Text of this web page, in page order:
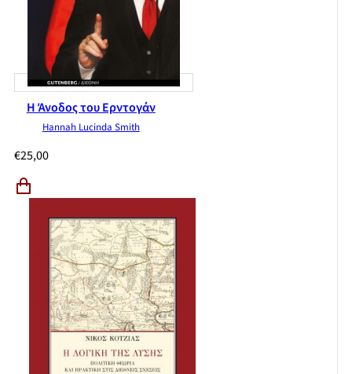
Η Άνοδος του Ερντογάν
Hannah Lucinda Smith
€25,00